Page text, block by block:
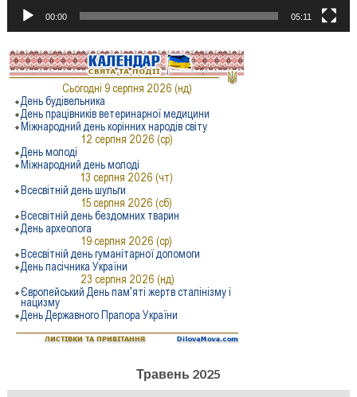
00:00 05:11
Травень 2025